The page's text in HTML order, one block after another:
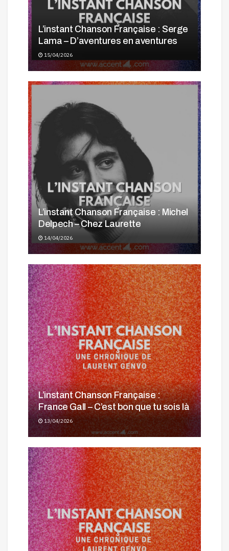
L’instant Chanson Française : Serge
Lama – D’aventures en aventures
15/04/2026
L’instant Chanson Française : Michel
Delpech – Chez Laurette
14/04/2026
L’instant Chanson Française :
France Gall – C’est bon que tu sois là
13/04/2026